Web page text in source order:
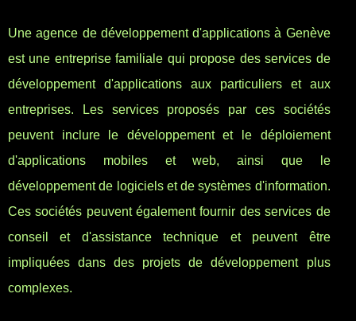
Une agence de développement d'applications à Genève
est une entreprise familiale qui propose des services de
développement d'applications aux particuliers et aux
entreprises. Les services proposés par ces sociétés
peuvent inclure le développement et le déploiement
d'applications mobiles et web, ainsi que le
développement de logiciels et de systèmes d'information.
Ces sociétés peuvent également fournir des services de
conseil et d'assistance technique et peuvent être
impliquées dans des projets de développement plus
complexes.